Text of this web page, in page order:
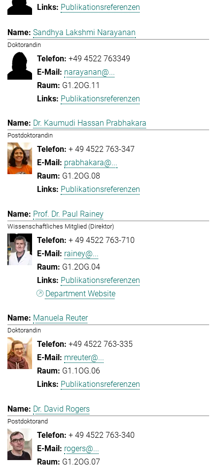
Publikationsreferenzen
Sandhya Lakshmi Narayanan
Doktorandin
+49 4522 763349
narayanan@...
G1.2OG.11
Publikationsreferenzen
Dr. Kaumudi Hassan Prabhakara
Postdoktorandin
+ 49 4522 763-347
prabhakara@...
G1.2OG.08
Publikationsreferenzen
Prof. Dr. Paul Rainey
Wissenschaftliches Mitglied (Direktor)
+ 49 4522 763-710
rainey@...
G1.2OG.04
Publikationsreferenzen
Department Website
Manuela Reuter
Doktorandin
+49 4522 763-335
mreuter@...
G1.1OG.06
Publikationsreferenzen
Dr. David Rogers
Postdoktorand
+ 49 4522 763-340
rogers@...
G1.2OG.07